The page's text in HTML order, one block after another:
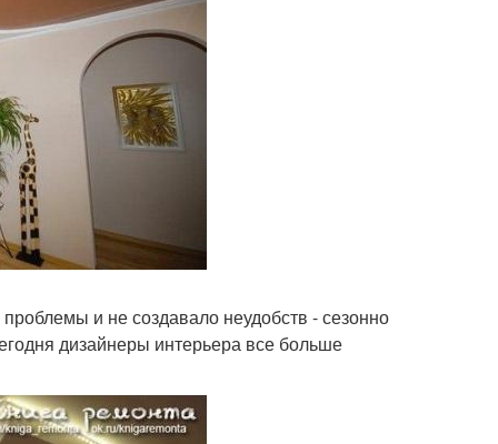
и не создавало неудобств - сезонно
дизайнеры интерьера все больше